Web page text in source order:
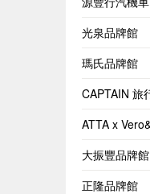
光泉品牌館
瑪氏品牌館
CAPTAIN 旅
ATTA x
大振豐品牌館
正隆品牌館